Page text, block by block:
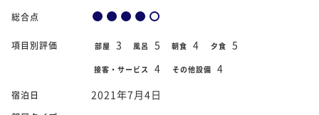
総合点
項目別評価 部屋 3 風呂 5 朝食 4 夕食 5
接客・サービス 4 その他設備 4
宿泊日 2021年7月4日